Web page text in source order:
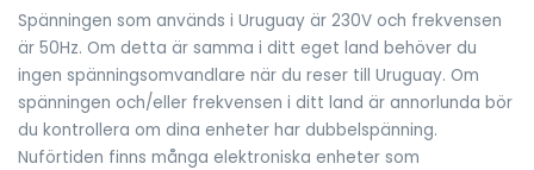
Spänningen som används i Uruguay är 230V och frekvensen
är 50Hz. Om detta är samma i ditt eget land behöver du
ingen spänningsomvandlare när du reser till Uruguay. Om
spänningen och/eller frekvensen i ditt land är annorlunda bör
du kontrollera om dina enheter har dubbelspänning.
Nuförtiden finns många elektroniska enheter som